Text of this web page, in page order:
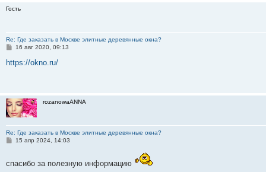
Гость
Re: Где заказать в Москве элитные деревянные окна?
С
о
б
и
е
16 авг 2020, 09:13
https://okno.ru/
rozanowaANNA
Re: Где заказать в Москве элитные деревянные окна?
С
б
щ
15 апр 2024, 14:03
спасибо за полезную информацию